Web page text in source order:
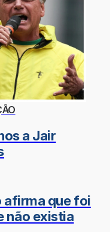
a Jair
afirma que foi
não existia